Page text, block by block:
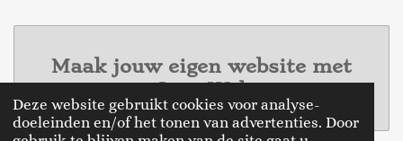
Deze website gebruikt cookies voor analyse-
doeleinden en/of het tonen van advertenties. Door
Maak jouw eigen website met
JouwWeb